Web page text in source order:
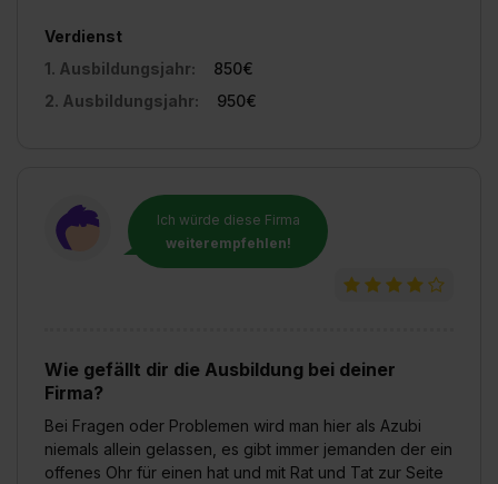
Verdienst
1. Ausbildungsjahr:
850€
2. Ausbildungsjahr:
950€
Ich würde diese Firma
weiterempfehlen!
Wie gefällt dir die Ausbildung bei deiner
Firma?
Bei Fragen oder Problemen wird man hier als Azubi
niemals allein gelassen, es gibt immer jemanden der ein
offenes Ohr für einen hat und mit Rat und Tat zur Seite